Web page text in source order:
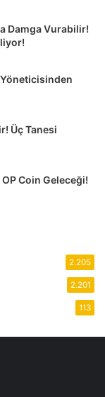
Damga Vurabilir!
Yöneticisinden
Üç Tanesi
Coin Geleceği!
2.205
2.201
113